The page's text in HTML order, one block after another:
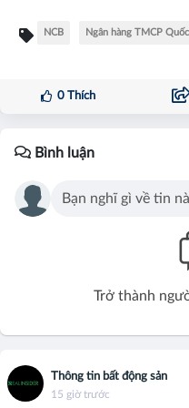
NCB Ngân hàng TMCP
0Thích
Bình luận
Trở thành
Thông tin bất động sản
15 giờ trước